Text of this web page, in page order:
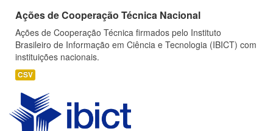
Ações de Cooperação Técnica Nacional
Ações de Cooperação Técnica firmados pelo Instituto
Brasileiro de Informação em Ciência e Tecnologia (IBICT) com
instituições nacionais.
CSV